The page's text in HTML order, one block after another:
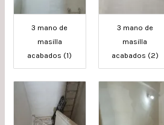
3 mano de
masilla
acabados (1)
3 mano de
masilla
acabados (2)